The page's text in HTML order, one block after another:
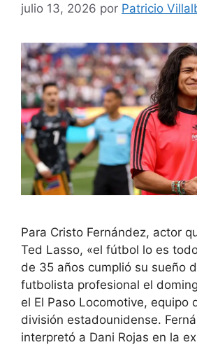
julio 13, 2026 por Patricio
Para Cristo Fernández, actor
Ted Lasso, «el fútbol lo es
de 35 años cumplió su sueño
futbolista profesional el
el El Paso Locomotive, equipo
división estadounidense.
interpretó a Dani Rojas en la